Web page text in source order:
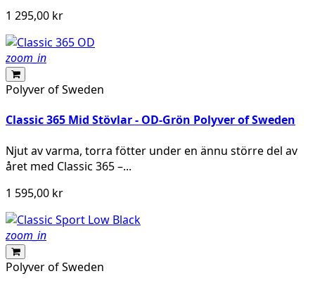
1 295,00 kr
zoom_in
Polyver of Sweden
Classic 365 Mid Stövlar - OD-Grön Polyver of Sweden
Njut av varma, torra fötter under en ännu större del av
året med Classic 365 –...
1 595,00 kr
zoom_in
Polyver of Sweden